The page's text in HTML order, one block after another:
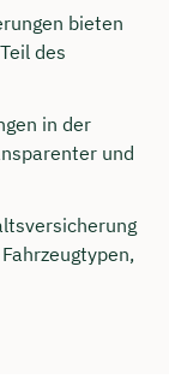
bieten
des
in der
und